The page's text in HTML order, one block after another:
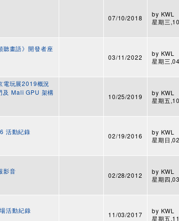
07/10/2018 by KWL
星期三
畫語》開發者座
03/11/2022 by KWL
星期三
電玩展2019概況
及 Mali GPU 架構
10/25/2019 by KWL
星期五
活動紀錄
02/19/2016 by KWL
星期日
影音
02/28/2012 by KWL
星期四
活動紀錄
11/03/2017 by KWL
星期五